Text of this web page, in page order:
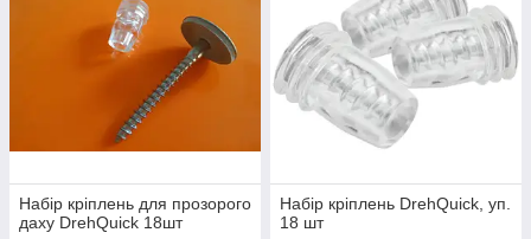
Набір кріплень для прозорого
даху DrehQuick 18шт
Набір кріплень DrehQuick, уп.
18 шт